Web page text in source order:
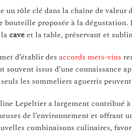
un rôle clé dans la chaîne de
bouteille proposée à la
caveet la table, préservant et
d’établir des accords mets-vins
souvent issus d’une
les sommeliers aguerris
Lepeltier a largement contribué
de l’environnement et offrant
combinaisons culinaires,